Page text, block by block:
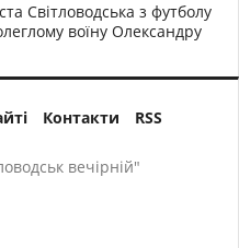
Світловодська з футболу
воїну Олександру
Контакти RSS
вечірній"